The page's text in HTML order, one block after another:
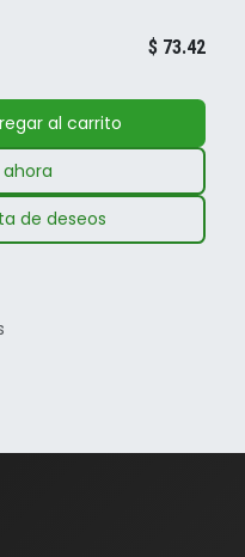
al carrito
de deseos
$ 73.42